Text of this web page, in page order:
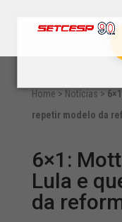
Home > Notícias >
repetir modelo da
6×1:
Lula e
da